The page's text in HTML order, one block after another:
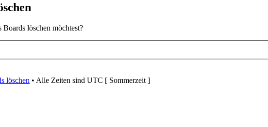
löschen möchtest?
löschen • Alle Zeiten sind UTC [ Sommerzeit ]